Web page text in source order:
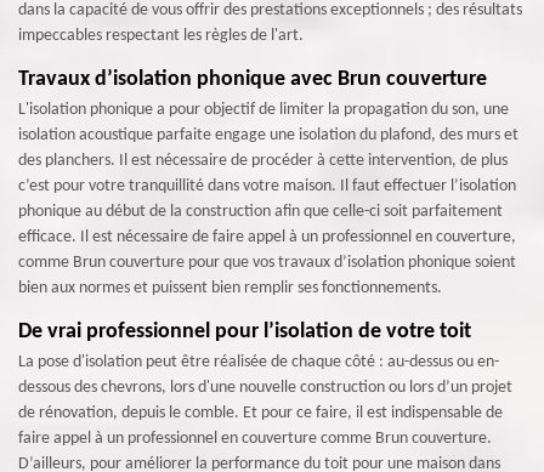
dans la capacité de vous offrir des prestations exceptionnels ; des résultats
impeccables respectant les règles de l'art.
Travaux d’isolation phonique avec Brun couverture
L'isolation phonique a pour objectif de limiter la propagation du son, une
isolation acoustique parfaite engage une isolation du plafond, des murs et
des planchers. Il est nécessaire de procéder à cette intervention, de plus
c’est pour votre tranquillité dans votre maison. Il faut effectuer l’isolation
phonique au début de la construction afin que celle-ci soit parfaitement
efficace. Il est nécessaire de faire appel à un professionnel en couverture,
comme Brun couverture pour que vos travaux d’isolation phonique soient
bien aux normes et puissent bien remplir ses fonctionnements.
De vrai professionnel pour l’isolation de votre toit
La pose d'isolation peut être réalisée de chaque côté : au-dessus ou en-
dessous des chevrons, lors d'une nouvelle construction ou lors d’un projet
de rénovation, depuis le comble. Et pour ce faire, il est indispensable de
faire appel à un professionnel en couverture comme Brun couverture.
D’ailleurs, pour améliorer la performance du toit pour une maison dans